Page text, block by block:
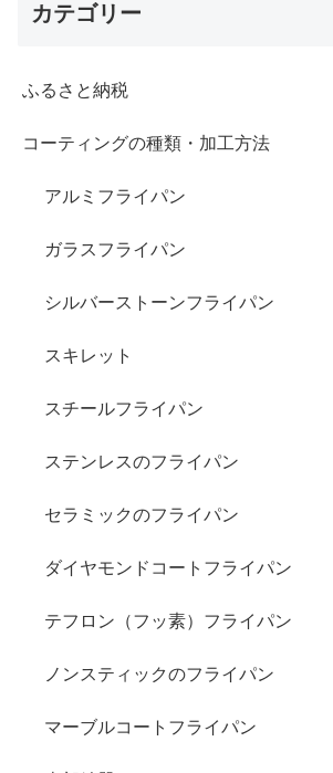
カテゴリー
ふるさと納税
コーティングの種類・加工方法
アルミフライパン
ガラスフライパン
シルバーストーンフライパン
スキレット
スチールフライパン
ステンレスのフライパン
セラミックのフライパン
ダイヤモンドコートフライパン
テフロン（フッ素）フライパン
ノンスティックのフライパン
マーブルコートフライパン